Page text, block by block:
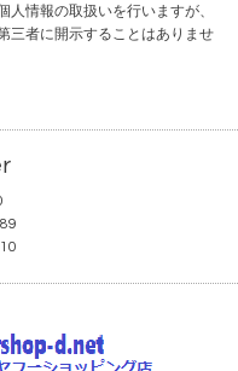
情報の取扱いを行いますが、
三者に開示することはありませ